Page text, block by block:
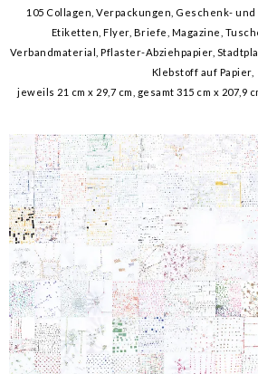
105 Collagen, Verpackungen, Geschenk-
Etiketten, Flyer, Briefe, Magazine,
Verbandmaterial, Pflaster-Abziehpapier,
Klebstoff auf Papier,
jeweils 21 cm x 29,7 cm, gesamt 315 cm x 207,9